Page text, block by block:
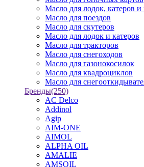
Масло для лодок, катеров
Масло для поездов
Масло для скутеров
Масло для лодок и катеров
Масло для тракторов
Масло для снегоходов
Масло для газонокосилок
Масло для квадроциклов
Масло для
Бренды(250)
AC Delco
Addinol
Agip
AIM-ONE
AIMOL
ALPHA OIL
AMALIE
AMSOIL